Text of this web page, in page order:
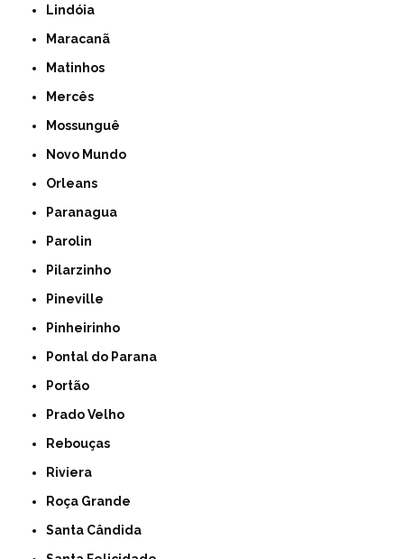
Lindóia
Maracanã
Matinhos
Mercês
Mossunguê
Novo Mundo
Orleans
Paranagua
Parolin
Pilarzinho
Pineville
Pinheirinho
Pontal do Parana
Portão
Prado Velho
Rebouças
Riviera
Roça Grande
Santa Cândida